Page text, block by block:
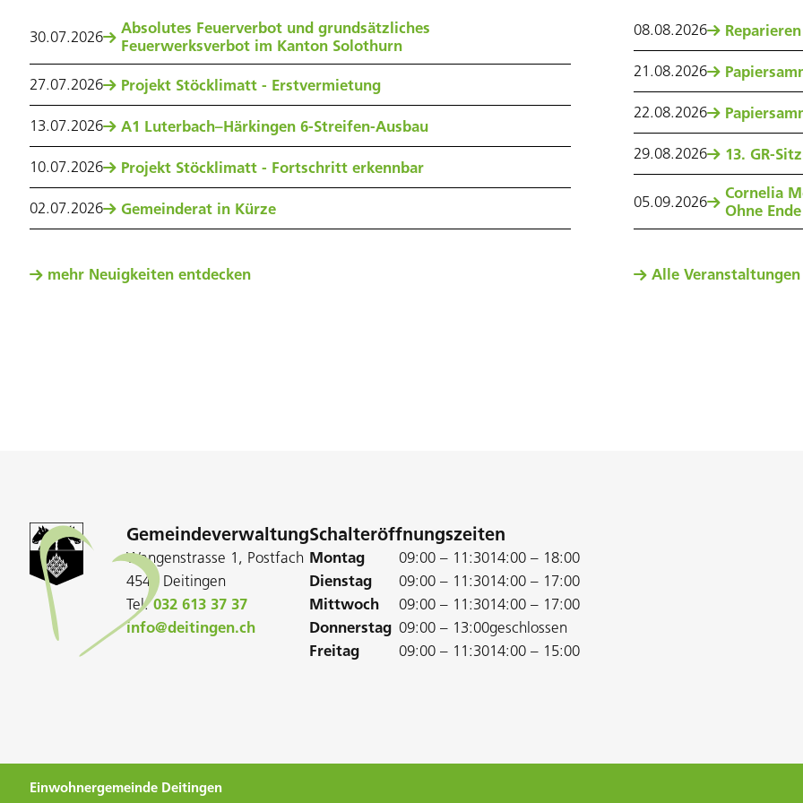
30.07.2026
Absolutes Feuerverbot und grundsätzliches
Feuerwerksverbot im Kanton Solothurn
27.07.2026 Projekt Stöcklimatt - Erstvermietung
13.07.2026 A1 Luterbach–Härkingen 6-Streifen-Ausbau
10.07.2026 Projekt Stöcklimatt - Fortschritt erkennbar
02.07.2026 Gemeinderat in Kürze
mehr Neuigkeiten entdecken
08.08.2026
21 .08.2026
22.08.2026
29.08.2026 13. GR-
05.09.2026
Cornelia
Ohne Ende
Alle Veranstaltungen
Gemeindeverwaltung
Wangenstrasse 1, Postfach
4543 Deitingen
Tel:032 613 37 37
info@deitingen.ch
Schalteröffnungszeiten
Montag 09:00 – 11:3014:00 – 18:00
Dienstag
09:00 – 11:3014:00 – 17:00
Mittwoch
09:00 – 11:3014:00 – 17:00
Donnerstag 09:00 – 13:00geschlossen
Freitag
09:00 – 11:3014:00 – 15:00
Einwohnergemeinde Deitingen